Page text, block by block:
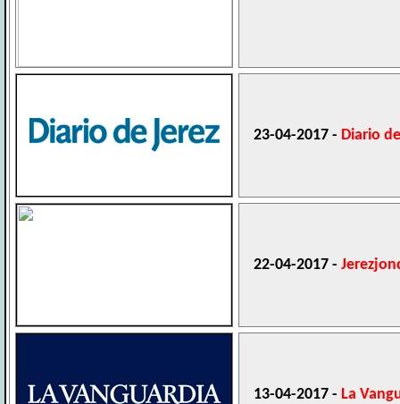
23-04-2017 - Diario
22-04-2017 -
13-04-2017 - La